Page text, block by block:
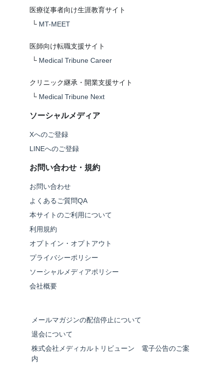
医療従事者向け生涯教育サイト
└ MT-MEET
医師向け転職支援サイト
└ Medical Tribune Career
クリニック継承・開業支援サイト
└ Medical Tribune Next
ソーシャルメディア
Xへのご登録
LINEへのご登録
お問い合わせ・規約
お問い合わせ
よくあるご質問QA
本サイトのご利用について
利用規約
オプトイン・オプトアウト
プライバシーポリシー
ソーシャルメディアポリシー
会社概要
メールマガジンの配信停止について
退会について
株式会社メディカルトリビューン 電子公告のご案
内